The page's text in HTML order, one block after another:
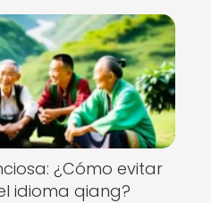
¿Cómo evitar
idioma qiang?